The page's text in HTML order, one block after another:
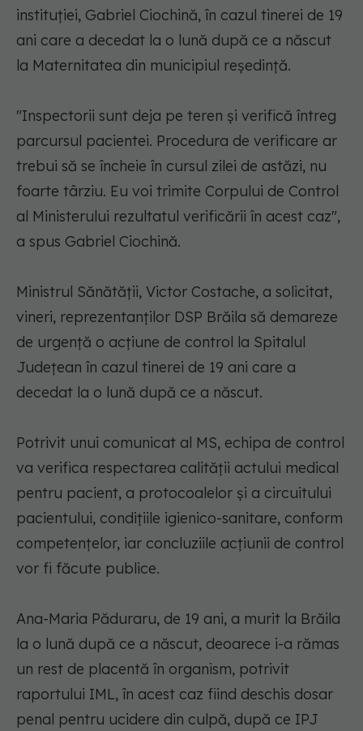
instituţiei, Gabriel Ciochină, în cazul tinerei de 19
ani care a decedat la o lună după ce a născut
la Maternitatea din municipiul reşedinţă.
"Inspectorii sunt deja pe teren şi verifică întreg
parcursul pacientei. Procedura de verificare ar
trebui să se încheie în cursul zilei de astăzi, nu
foarte târziu. Eu voi trimite Corpului de Control
al Ministerului rezultatul verificării în acest caz",
a spus Gabriel Ciochină.
Ministrul Sănătăţii, Victor Costache, a solicitat,
vineri, reprezentanţilor DSP Brăila să demareze
de urgenţă o acţiune de control la Spitalul
Judeţean în cazul tinerei de 19 ani care a
decedat la o lună după ce a născut.
Potrivit unui comunicat al MS, echipa de control
va verifica respectarea calităţii actului medical
pentru pacient, a protocoalelor şi a circuitului
pacientului, condiţiile igienico-sanitare, conform
competenţelor, iar concluziile acţiunii de control
vor fi făcute publice.
Ana-Maria Păduraru, de 19 ani, a murit la Brăila
la o lună după ce a născut, deoarece i-a rămas
un rest de placentă în organism, potrivit
raportului IML, în acest caz fiind deschis dosar
penal pentru ucidere din culpă, după ce IPJ